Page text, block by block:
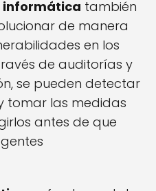
también
de manera
en los
de auditorías y
se pueden detectar
tomar las medidas
antes de que